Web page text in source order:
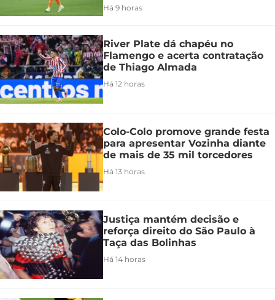
Há 9 horas
River Plate dá chapéu no
Flamengo e acerta contratação
de Thiago Almada
Há 12 horas
Colo-Colo promove grande festa
para apresentar Vozinha diante
de mais de 35 mil torcedores
Há 13 horas
Justiça mantém decisão e
reforça direito do São Paulo à
Taça das Bolinhas
Há 14 horas